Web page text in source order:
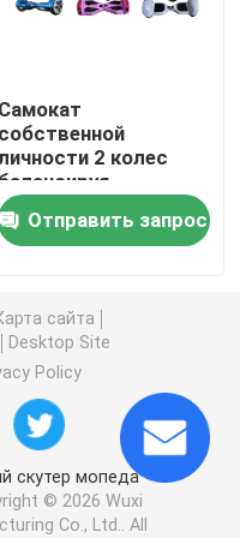
скутер
Самокат
собственной
2 колес
балансируя
Отправить запрос
сайта
Desktop Site
Policy
скутер мопеда
© 2026 Wuxi
Co., Ltd.. All